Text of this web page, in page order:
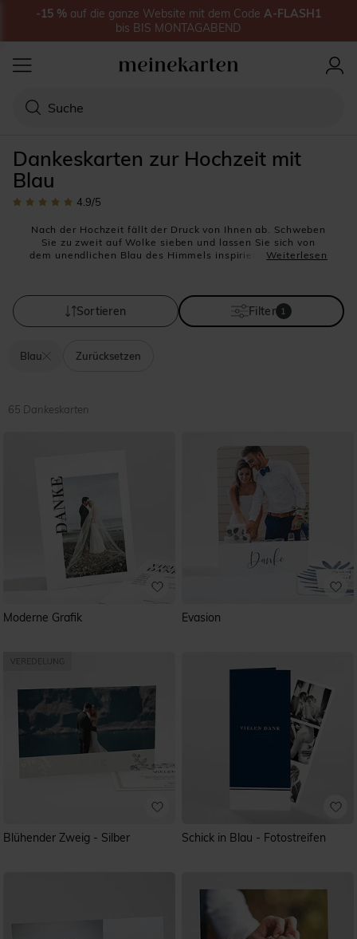
Dankeskarten zur Hochzeit mit
Blau
4.9/5
Nach der Hochzeit fällt der Druck von Ihnen ab. Schweben
Sie zu zweit auf Wolke sieben und lassen Sie sich von
dem unendlichen Blau des Himmels inspirieren … Blau war
nicht direkt nach der Hochzeit verschicken, sondern
können diese in Ruhe vorbereiten. Ein Versand nach einem
bis drei Monaten nach dem Hochzeitstag ist ideal, um sich
wünschen, können Sie die Karte auch schon vor dem
entschieden haben, werden Sie sich etwas gedulden
auf diese Weise tolle Erinnerungen dieses
unvergesslichen Tages teilen und ihnen auf sehr
persönliche Art und Weise für ihre Teilhabe und
Geschenke danken. Bei den meisten unserer blauen
Dankeskarten zur Hochzeit können ein oder mehrere
Foto(s) von Ihnen als Paar verwendet werden. Stöbern Sie
gleich durch unsere Kollektion!
Weiterlesen
Sortieren Filter 1
Blau Zurücksetzen
65 Dankeskarten
Moderne Grafik Evasion
Blühender Zweig - Silber Schick in Blau - Fotostreifen
-15 % auf die ganze Website mit dem Code A-FLASH1
bis BIS MONTAGABEND